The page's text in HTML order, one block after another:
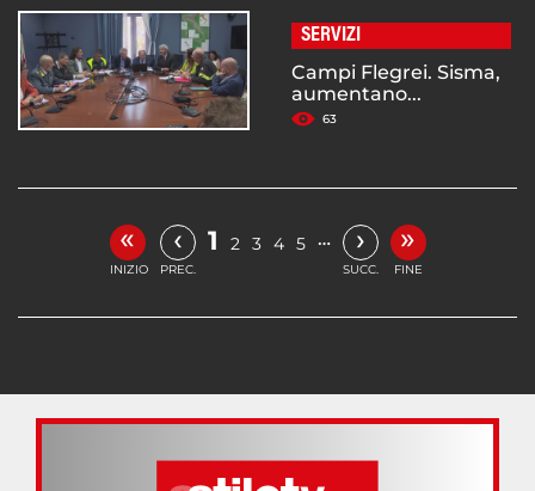
SERVIZI
Campi Flegrei. Sisma,
aumentano...
63
«
INIZIO
‹
PREC.
1 2 3 4 5 … ›
SUCC.
»
FINE